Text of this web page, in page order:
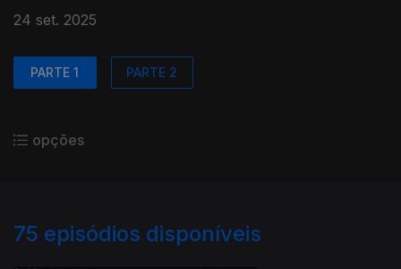
24 set. 2025
PARTE 1 PARTE 2
opções
75 episódios disponíveis